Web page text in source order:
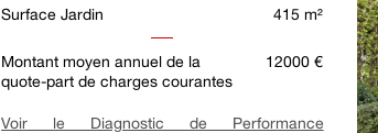
Surface Jardin
415 m²
Montant moyen annuel de la
quote-part de charges courantes
12000 €
Voir le Diagnostic de Performance